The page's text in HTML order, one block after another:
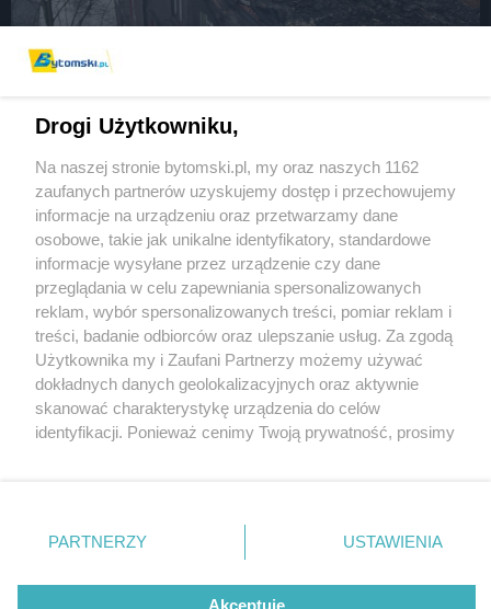
Nocny pożar w Bytomiu. Ewakuowano pięć osób
2 / 3
Pozar bytom pustostan huta
julii 02
Wydawca mediów lokalnych
Nie zapomnij
zapoznać się z:
polityką prywatności regulamin korzystania z portali
Twojemiasto
Piekary Śląskie
Chorzów
Tarnowskie Góry
Gliwice
Skontakuj sięz nami
Kontakt
Wydawca
Pogoda
Drogi Użytkowniku,
Na naszej stronie bytomski.pl, my oraz naszych 1162
zaufanych partnerów uzyskujemy dostęp i przechowujemy
informacje na urządzeniu oraz przetwarzamy dane
osobowe, takie jak unikalne identyfikatory, standardowe
informacje wysyłane przez urządzenie czy dane
przeglądania w celu zapewniania spersonalizowanych
reklam, wybór spersonalizowanych treści, pomiar reklam i
treści, badanie odbiorców oraz ulepszanie usług. Za zgodą
Użytkownika my i Zaufani Partnerzy możemy używać
dokładnych danych geolokalizacyjnych oraz aktywnie
skanować charakterystykę urządzenia do celów
identyfikacji. Ponieważ cenimy Twoją prywatność, prosimy
prywatności znajdujący się w lewym dolnym rogu strony
. Niektóre rodzaje przetwarzania danych nie wymagają
zgody użytkownika, ale masz prawo sprzeciwić się
takiemu przetwarzaniu. Preferencje będą miały
PARTNERZY USTAWIENIA
Akceptuję